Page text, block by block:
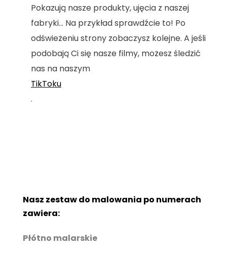
Pokazują nasze produkty, ujęcia z naszej
fabryki... Na przykład sprawdźcie to! Po
odświeżeniu strony zobaczysz kolejne. A jeśli
podobają Ci się nasze filmy, możesz śledzić
nas na naszym
TikToku
.
Nasz zestaw do malowania po numerach
zawiera:
Płótno malarskie